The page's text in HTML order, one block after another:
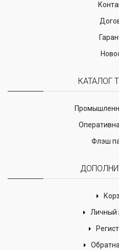
КАТАЛОГ
Флэш
Личный